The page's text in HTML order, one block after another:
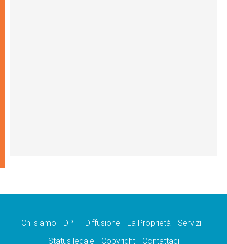
Chi siamo DPF Diffusione La Proprietà
Servizi
Status legale
Copyright Contattaci